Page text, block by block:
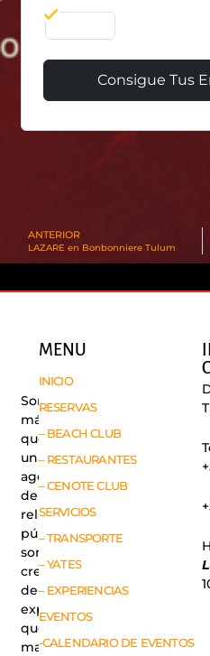
Consigue Tus
ANTERIOR
LAZARE en Bonbonniere Tulum
Somos
más
que
una
agencia
de
relaciones
públicas,
somos
creadores
de
experiencias
que
marcan
MENU
INICIO
RESERVAS
– BEACH CLUB
– RESTAURANTES
– CENOTE CLUB
SERVICIOS
– TRANSPORTE
– YATES
– EXPERIENCIAS
EVENTOS
-CALENDARIO DE EVENTOS